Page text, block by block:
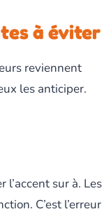
à éviter
reviennent
les anticiper.
l’accent sur à. Les
C’est l’erreur